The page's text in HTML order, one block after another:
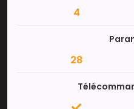
4
28